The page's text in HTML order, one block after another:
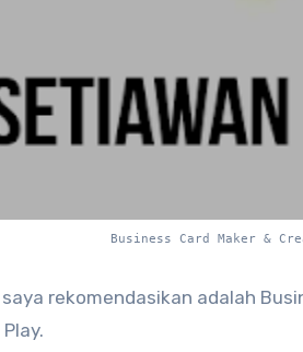
Business Card Maker &
rekomendasikan adalah